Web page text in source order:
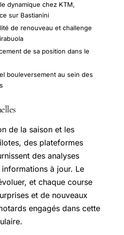
dynamique chez KTM,
sur Bastianini
de renouveau et challenge
de sa position dans le
bouleversement au sein des
de la saison et les
des plateformes
des analyses
à jour. Le
et chaque course
et de nouveaux
engagés dans cette